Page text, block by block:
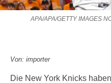
APA/APA/GETTY IMAGES
Von: importer
Die New York Knicks